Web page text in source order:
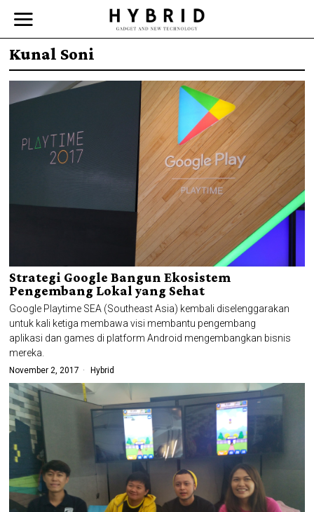
Kunal Soni
Strategi Google Bangun Ekosistem
Pengembang Lokal yang Sehat
Google Playtime SEA (Southeast Asia) kembali diselenggarakan
untuk kali ketiga membawa visi membantu pengembang
aplikasi dan games di platform Android mengembangkan bisnis
mereka.
November 2, 2017 Hybrid